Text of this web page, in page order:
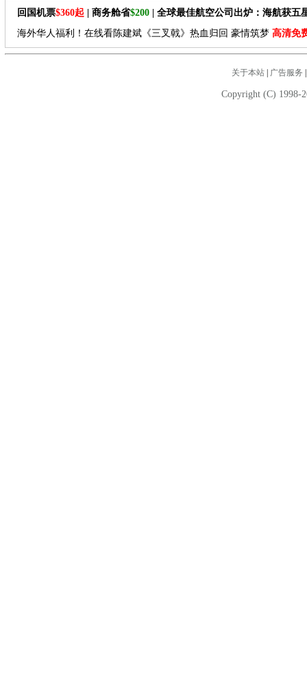
回国机票$360起 | 商务舱省$200 | 全球最佳航空公司出炉：海航获五
海外华人福利！在线看陈建斌《三叉戟》热血归回 豪情筑梦 高清免
关于本站| 广告服务
Copyright (C) 1998-